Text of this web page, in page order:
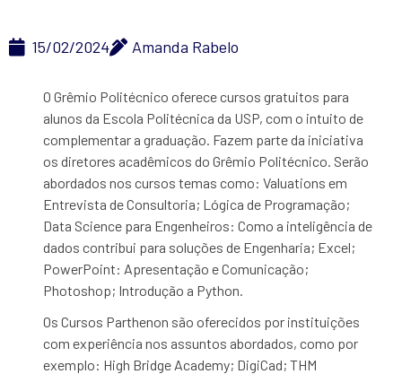
15/02/2024 Amanda Rabelo
O Grêmio Politécnico oferece cursos gratuitos para
alunos da Escola Politécnica da USP, com o intuito de
complementar a graduação. Fazem parte da iniciativa
os diretores acadêmicos do Grêmio Politécnico. Serão
abordados nos cursos temas como: Valuations em
Entrevista de Consultoria; Lógica de Programação;
Data Science para Engenheiros: Como a inteligência de
dados contribui para soluções de Engenharia; Excel;
PowerPoint: Apresentação e Comunicação;
Photoshop; Introdução a Python.
Os Cursos Parthenon são oferecidos por instituições
com experiência nos assuntos abordados, como por
exemplo: High Bridge Academy; DigiCad; THM